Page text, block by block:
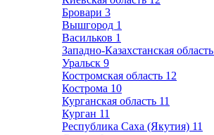
Бровари 3
Вышгород 1
Васильков 1
Западно-Казахстанская область
Уральск 9
Костромская область 12
Кострома 10
Курганская область 11
Курган 11
Республика Саха (Якутия) 11